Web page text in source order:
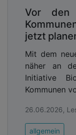
Vor den
jetzt
Mit dem
näher an
Initiative
Kommunen
26.06.2026,
allgemein